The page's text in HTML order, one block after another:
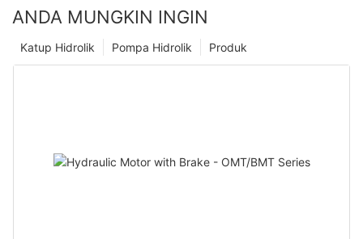
ANDA MUNGKIN INGIN
Produk
Pompa Hidrolik
Katup Hidrolik